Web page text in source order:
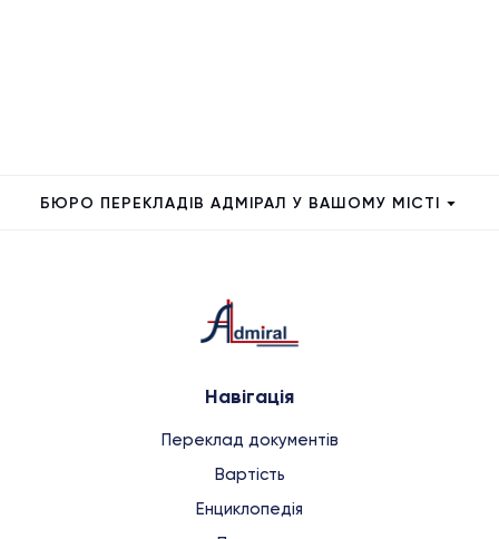
БЮРО ПЕРЕКЛАДІВ АДМІРАЛ У ВАШОМУ МІСТІ
Навігація
Переклад документів
Вартість
Енциклопедія